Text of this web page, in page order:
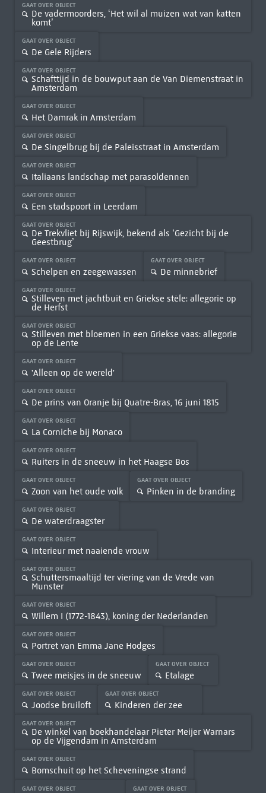
GAAT OVER OBJECT
De vadermoorders, ‘Het wil al muizen wat van katten
komt’
GAAT OVER OBJECT
De Gele Rijders
GAAT OVER OBJECT
Schafttijd in de bouwput aan de Van Diemenstraat in
Amsterdam
GAAT OVER OBJECT
Het Damrak in Amsterdam
GAAT OVER OBJECT
De Singelbrug bij de Paleisstraat in Amsterdam
GAAT OVER OBJECT
Italiaans landschap met parasoldennen
GAAT OVER OBJECT
Een stadspoort in Leerdam
GAAT OVER OBJECT
De Trekvliet bij Rijswijk, bekend als ‘Gezicht bij de
Geestbrug’
GAAT OVER OBJECT
Schelpen en zeegewassen
GAAT OVER OBJECT
De minnebrief
GAAT OVER OBJECT
Stilleven met jachtbuit en Griekse stèle: allegorie op
de Herfst
GAAT OVER OBJECT
Stilleven met bloemen in een Griekse vaas: allegorie
op de Lente
GAAT OVER OBJECT
'Alleen op de wereld'
GAAT OVER OBJECT
De prins van Oranje bij Quatre-Bras, 16 juni 1815
GAAT OVER OBJECT
La Corniche bij Monaco
GAAT OVER OBJECT
Ruiters in de sneeuw in het Haagse Bos
GAAT OVER OBJECT
Zoon van het oude volk
GAAT OVER OBJECT
Pinken in de branding
GAAT OVER OBJECT
De waterdraagster
GAAT OVER OBJECT
Interieur met naaiende vrouw
GAAT OVER OBJECT
Schuttersmaaltijd ter viering van de Vrede van
Munster
GAAT OVER OBJECT
Willem I (1772-1843), koning der Nederlanden
GAAT OVER OBJECT
Portret van Emma Jane Hodges
GAAT OVER OBJECT
Twee meisjes in de sneeuw
GAAT OVER OBJECT
Etalage
GAAT OVER OBJECT
Joodse bruiloft
GAAT OVER OBJECT
Kinderen der zee
GAAT OVER OBJECT
De winkel van boekhandelaar Pieter Meijer Warnars
op de Vijgendam in Amsterdam
GAAT OVER OBJECT
Bomschuit op het Scheveningse strand
GAAT OVER OBJECT GAAT OVER OBJECT